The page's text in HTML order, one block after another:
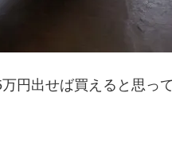
円出せば買えると思っ